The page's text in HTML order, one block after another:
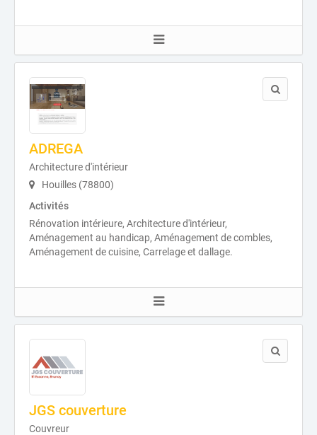
ADREGA
Architecture d'intérieur
Houilles (78800)
Activités
Rénovation intérieure, Architecture d'intérieur,
Aménagement au handicap, Aménagement de combles,
Aménagement de cuisine, Carrelage et dallage.
JGS couverture
Couvreur